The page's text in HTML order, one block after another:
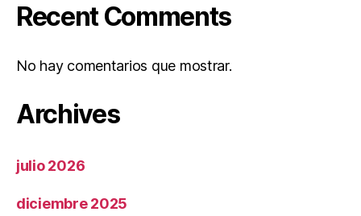
Recent Comments
No hay comentarios que mostrar.
Archives
julio 2026
diciembre 2025